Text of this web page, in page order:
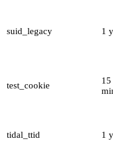
suid_legacy 1
test_cookie
15
tidal_ttid 1